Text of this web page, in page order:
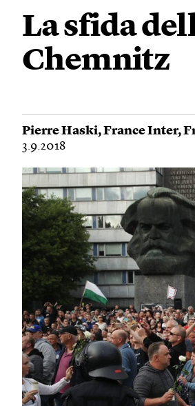
La sfida
Chemnitz
Pierre Haski,France Inter,
3.9.2018